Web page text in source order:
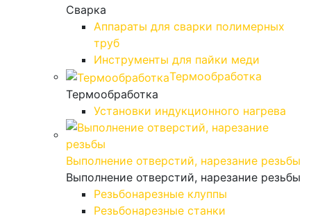
Сварка
Аппараты для сварки полимерных
труб
Инструменты для пайки меди
Термообработка
Термообработка
Установки индукционного нагрева
Выполнение отверстий, нарезание резьбы
Выполнение отверстий, нарезание резьбы
Резьбонарезные клуппы
Резьбонарезные станки